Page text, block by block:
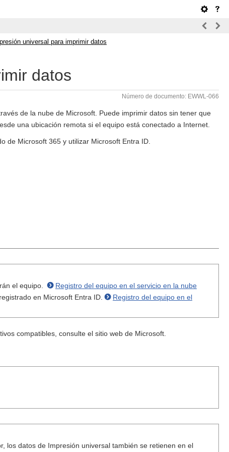
universal para imprimir datos
datos
Número de documento: EWWL-066
de la nube de Microsoft. Puede imprimir datos sin tener que
una ubicación remota si el equipo está conectado a Internet.
de Microsoft 365 y utilizar Microsoft Entra ID.
el equipo.
Registro del equipo en el servicio en la nube
en Microsoft Entra ID.
Registro del equipo en el
compatibles, consulte el sitio web de Microsoft.
los datos de Impresión universal también se retienen en el